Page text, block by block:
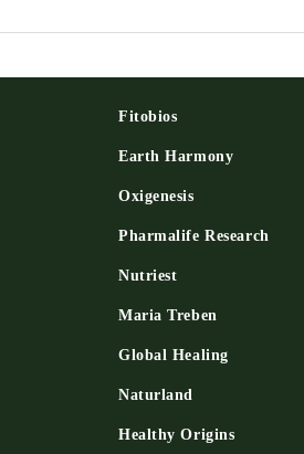
Fitobios
Earth Harmony
Oxigenesis
Pharmalife Research
Nutriest
Maria Treben
Global Healing
Naturland
Healthy Origins